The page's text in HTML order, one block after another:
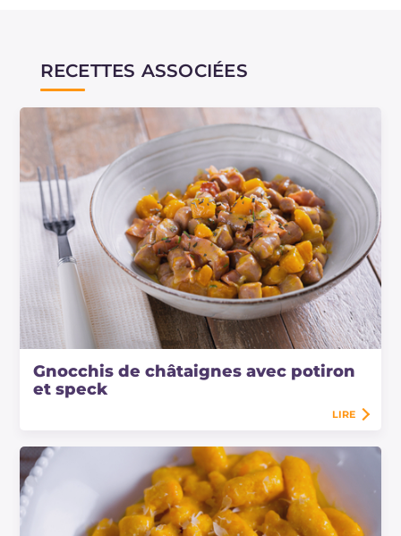
RECETTES ASSOCIÉES
Gnocchis de châtaignes avec potiron
et speck
LIRE